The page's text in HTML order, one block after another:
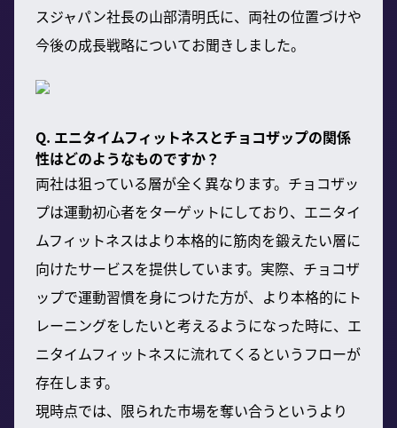
スジャパン社長の山部清明氏に、両社の位置づけや
今後の成長戦略についてお聞きしました。
Q. エニタイムフィットネスとチョコザップの関係
性はどのようなものですか？
両社は狙っている層が全く異なります。チョコザッ
プは運動初心者をターゲットにしており、エニタイ
ムフィットネスはより本格的に筋肉を鍛えたい層に
向けたサービスを提供しています。実際、チョコザ
ップで運動習慣を身につけた方が、より本格的にト
レーニングをしたいと考えるようになった時に、エ
ニタイムフィットネスに流れてくるというフローが
存在します。
現時点では、限られた市場を奪い合うというより